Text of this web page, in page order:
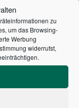
zu
um das Browsing-
Werbung
widerrufst,
ohne
BI und
User Journeys